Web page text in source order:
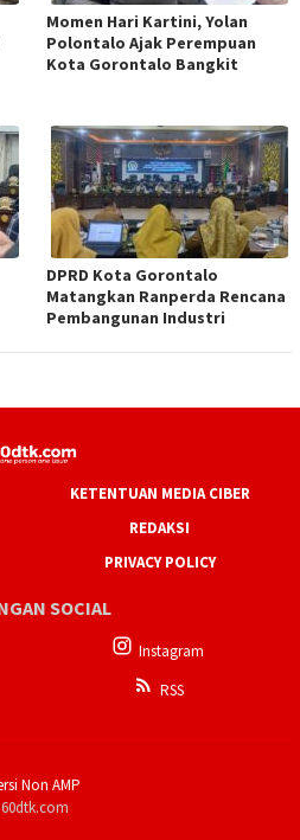
Momen Hari Kartini, Yolan
Polontalo Ajak Perempuan
Kota Gorontalo Bangkit
DPRD Kota Gorontalo
Matangkan Ranperda Rencana
Pembangunan Industri
KETENTUAN MEDIA CIBER
REDAKSI
PRIVACY POLICY
SOCIAL
Instagram
RSS
Non AMP
60dtk.com